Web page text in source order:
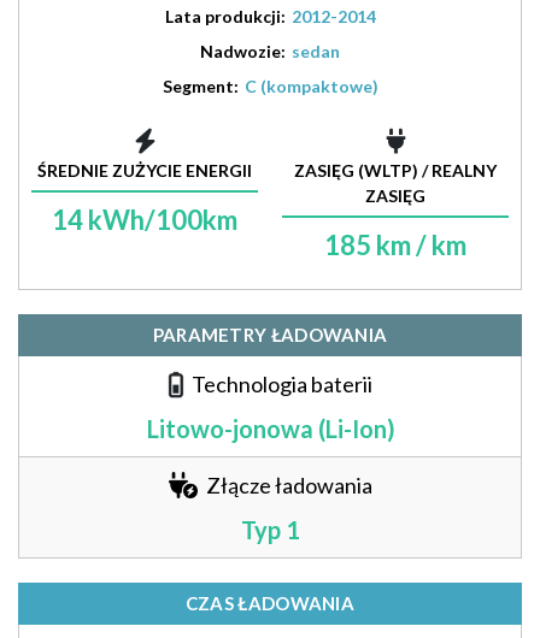
Lata produkcji: 2012-2014
Nadwozie: sedan
Segment: C (kompaktowe)
ŚREDNIE ZUŻYCIE ENERGII
14 kWh/100km
ZASIĘG (WLTP) / REALNY
ZASIĘG
185 km / km
PARAMETRY ŁADOWANIA
Technologia baterii
Litowo-jonowa (Li-Ion)
Złącze ładowania
Typ 1
CZAS ŁADOWANIA